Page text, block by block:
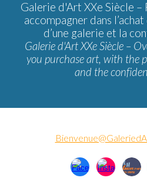
Galerie d'Art XXe Siècle –
accompagner dans
d’une galerie et la
Galerie d'Art XXe Siècle –
you purchase art, with the
and the